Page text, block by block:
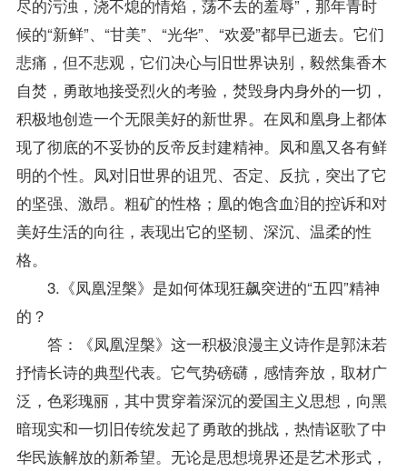
尽的污浊，浇不熄的情焰，荡不去的羞辱”，那年青时
候的“新鲜”、“甘美”、“光华”、“欢爱”都早已逝去。它们
悲痛，但不悲观，它们决心与旧世界诀别，毅然集香木
自焚，勇敢地接受烈火的考验，焚毁身内身外的一切，
积极地创造一个无限美好的新世界。在凤和凰身上都体
现了彻底的不妥协的反帝反封建精神。凤和凰又各有鲜
明的个性。凤对旧世界的诅咒、否定、反抗，突出了它
的坚强、激昂。粗矿的性格；凰的饱含血泪的控诉和对
美好生活的向往，表现出它的坚韧、深沉、温柔的性
格。
3.《凤凰涅槃》是如何体现狂飙突进的“五四”精神
的？
答：《凤凰涅槃》这一积极浪漫主义诗作是郭沫若
抒情长诗的典型代表。它气势磅礴，感情奔放，取材广
泛，色彩瑰丽，其中贯穿着深沉的爱国主义思想，向黑
暗现实和一切旧传统发起了勇敢的挑战，热情讴歌了中
华民族解放的新希望。无论是思想境界还是艺术形式，